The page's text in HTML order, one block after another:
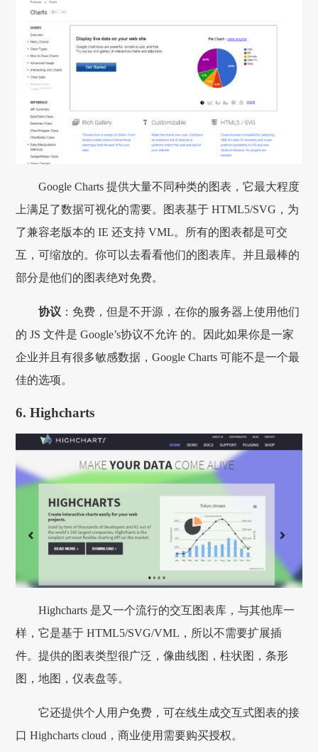
Google Charts 提供大量不同种类的图表，它最大程度
上满足了数据可视化的需要。图表基于 HTML5/SVG，为
了兼容老版本的 IE 还支持 VML。所有的图表都是可交
互，可缩放的。你可以去看看他们的图表库。并且最棒的
部分是他们的图表绝对免费。
协议 ：免费，但是不开源，在你的服务器上使用他们
的 JS 文件是 Google’s协议不允许 的。因此如果你是一家
企业并且有很多敏感数据，Google Charts 可能不是一个最
佳的选项。
6. Highcharts
Highcharts 是又一个流行的交互图表库，与其他库一
样，它是基于 HTML5/SVG/VML，所以不需要扩展插
件。提供的图表类型很广泛，像曲线图，柱状图，条形
图，地图，仪表盘等。
它还提供个人用户免费，可在线生成交互式图表的接
口 Highcharts cloud，商业使用需要购买授权。